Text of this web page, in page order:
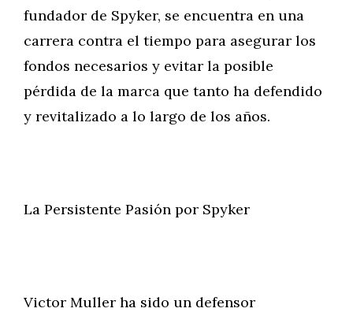
fundador de Spyker, se encuentra en una
carrera contra el tiempo para asegurar los
fondos necesarios y evitar la posible
pérdida de la marca que tanto ha defendido
y revitalizado a lo largo de los años.
La Persistente Pasión por Spyker
Victor Muller ha sido un defensor